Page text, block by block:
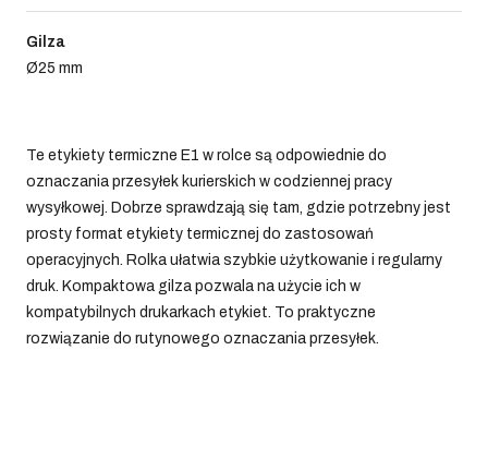
Gilza
Ø25 mm
Te etykiety termiczne E1 w rolce są odpowiednie do
oznaczania przesyłek kurierskich w codziennej pracy
wysyłkowej. Dobrze sprawdzają się tam, gdzie potrzebny jest
prosty format etykiety termicznej do zastosowań
operacyjnych. Rolka ułatwia szybkie użytkowanie i regularny
druk. Kompaktowa gilza pozwala na użycie ich w
kompatybilnych drukarkach etykiet. To praktyczne
rozwiązanie do rutynowego oznaczania przesyłek.